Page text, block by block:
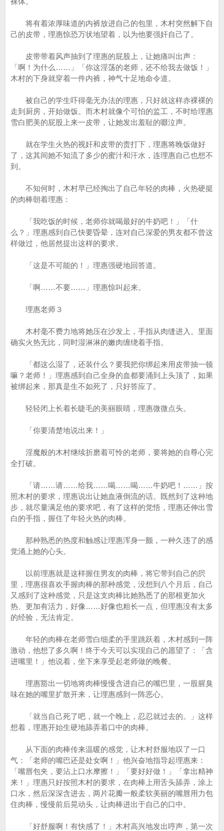
将有着浓厚味道的内裤放进自己的包里，木村突然解下自
己的皮带，理惠惊恐万状地望着，以为他要强奸自己了。
皮带带着风声抽到了理惠的屁股上，让她痛叫出声：
「啊！为什么……」「你这淫荡的老师，还不给我去做饭！」
木村的下身就穿着一件内裤，神气十足地命令道。
被自己的学生吓得毫无办法的理惠，只好就这样赤裸裸的
走到厨房，开始做饭。而木村就像个可怕的监工，不时给理惠
雪白肥美的屁股上来一皮带，让她发出羞耻的啜泣声。
就在学生火热的视奸和皮带的责打下，理惠将晚饭做好
了，这其间她不知流了多少的蜜汁和汗水，连理惠自己也想不
到。
不知何时，木村早已经掏出了自己年轻的肉棒，火热硬挺
的肉棒朝着理惠：
「我吃饭的时候，老师你就喝最好的牛奶吧！」「什
么？」理惠感到自己快要昏晕，连对自己深爱的男友都不曾这
样做过，他居然提出这样的要求。
「这是不可能的！」理惠强硬地回答道。
「啊……不要……」理惠惊叫起来。
理惠老师３
木村毫不费力地将她压在沙发上，手指从肉缝进入。里面
确实火热无比，同时湿淋淋的嫩肉缠绕着手指。
「都这么湿了，还装什么？要我把你绑起来用皮带抽一顿
嘛？老师！」理惠感到自己全身的血都要涌到上头顶了，如果
被绑起来，那真是生不如死了，只好答应了。
轻轻闭上长着长睫毛的美丽眼睛，理惠微微点头。
「你要清楚地说出来！」
淫魔般的木村继续折磨着可怜的老师，要将她的自尊心完
全打破。
「请……请……给我……喝……喝……牛奶吧！……」按
照木村的要求，理惠说出让她血液倒流的话。既然到了这种地
步，就尽量满足他的要求吧，有了这样的觉悟，理惠还伸出雪
白的手指，握住了年轻火热的肉棒。
那种熟悉的热度和触感让理惠浑身一颤，一种久违了的感
觉涌上她的心头。
以前理惠就是这样握住男友的肉棒，将它带到自己的屄
里，理惠很喜欢手握肉棒的那种感觉，没想到八个月后，自己
又感到了这种感觉，只是这支肉棒比她熟悉了的那根更加火
热、更加有活力，好像……好像也粗长一点，但理惠没有太多
的经验，无法肯定。
年轻的肉棒在老师雪白细柔的手里跳跃着，木村感到一阵
激动，他想了多久啊！终于今天可以实现自己的愿望了：「含
进嘴里！」他说着，坐下来享受起老师做的晚餐。
理惠豁出一切地将肉棒慢慢含进自己的嘴巴里，一股腥臭
味在她的嘴里扩散开来，让理惠感到一阵恶心。
「就当自己死了吧，就一个晚上，忍忍就过去的。」这样
想着，理惠开始生硬地舔弄着口中的肉棒。
从下面的肉棒传来温暖的感觉，让木村舒服地叹了一口
气：「老师的嘴巴还是处女啊！」他兴奋地指导起理惠来：
「嘴唇包夹，要沾上口水摩擦！」「要好好做！」「拿出精神
来！」理惠只好按照木村的要求，在肉棒上用舌头舔弄，涂上
口水，然后深深含进去，两片花瓣一般柔软美丽的嘴唇用力包
住肉棒，慢慢前后晃动头，让肉棒进出于自己的口中。
「好舒服啊！有快感了！」木村高兴地发出哼声，第一次